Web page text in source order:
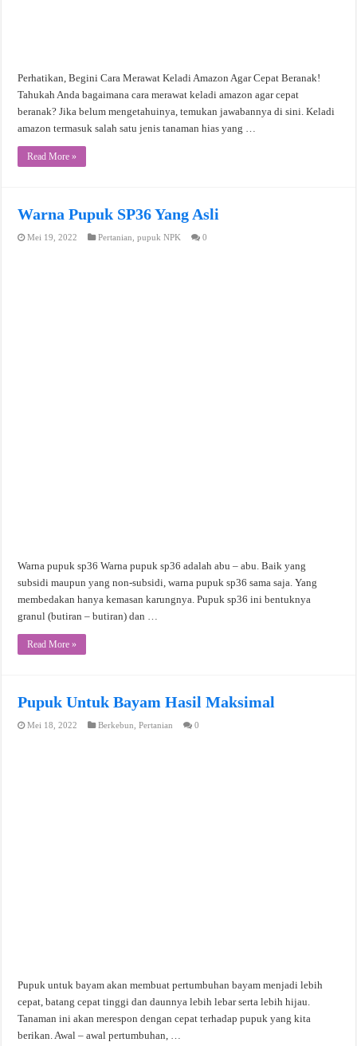
Perhatikan, Begini Cara Merawat Keladi Amazon Agar Cepat Beranak!
Tahukah Anda bagaimana cara merawat keladi amazon agar cepat
beranak? Jika belum mengetahuinya, temukan jawabannya di sini. Keladi
amazon termasuk salah satu jenis tanaman hias yang …
Read More »
Warna Pupuk SP36 Yang Asli
Mei 19, 2022 Pertanian ,pupuk NPK 0
Warna pupuk sp36 Warna pupuk sp36 adalah abu – abu. Baik yang
subsidi maupun yang non-subsidi, warna pupuk sp36 sama saja. Yang
membedakan hanya kemasan karungnya. Pupuk sp36 ini bentuknya
granul (butiran – butiran) dan …
Read More »
Pupuk Untuk Bayam Hasil Maksimal
Mei 18, 2022 Berkebun ,Pertanian 0
Pupuk untuk bayam akan membuat pertumbuhan bayam menjadi lebih
cepat, batang cepat tinggi dan daunnya lebih lebar serta lebih hijau.
Tanaman ini akan merespon dengan cepat terhadap pupuk yang kita
berikan. Awal – awal pertumbuhan, …